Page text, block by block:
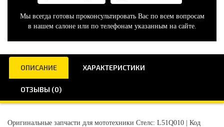
Мы всегда готовы проконсультировать Вас по всем вопросам
в нашем салоне или по телефонам указанным на сайте.
ОПИСАНИЕ ХАРАКТЕРИСТИКИ
ОТЗЫВЫ (0)
Оригинальные запчасти для мототехники Стелс: L51Q010 | Код